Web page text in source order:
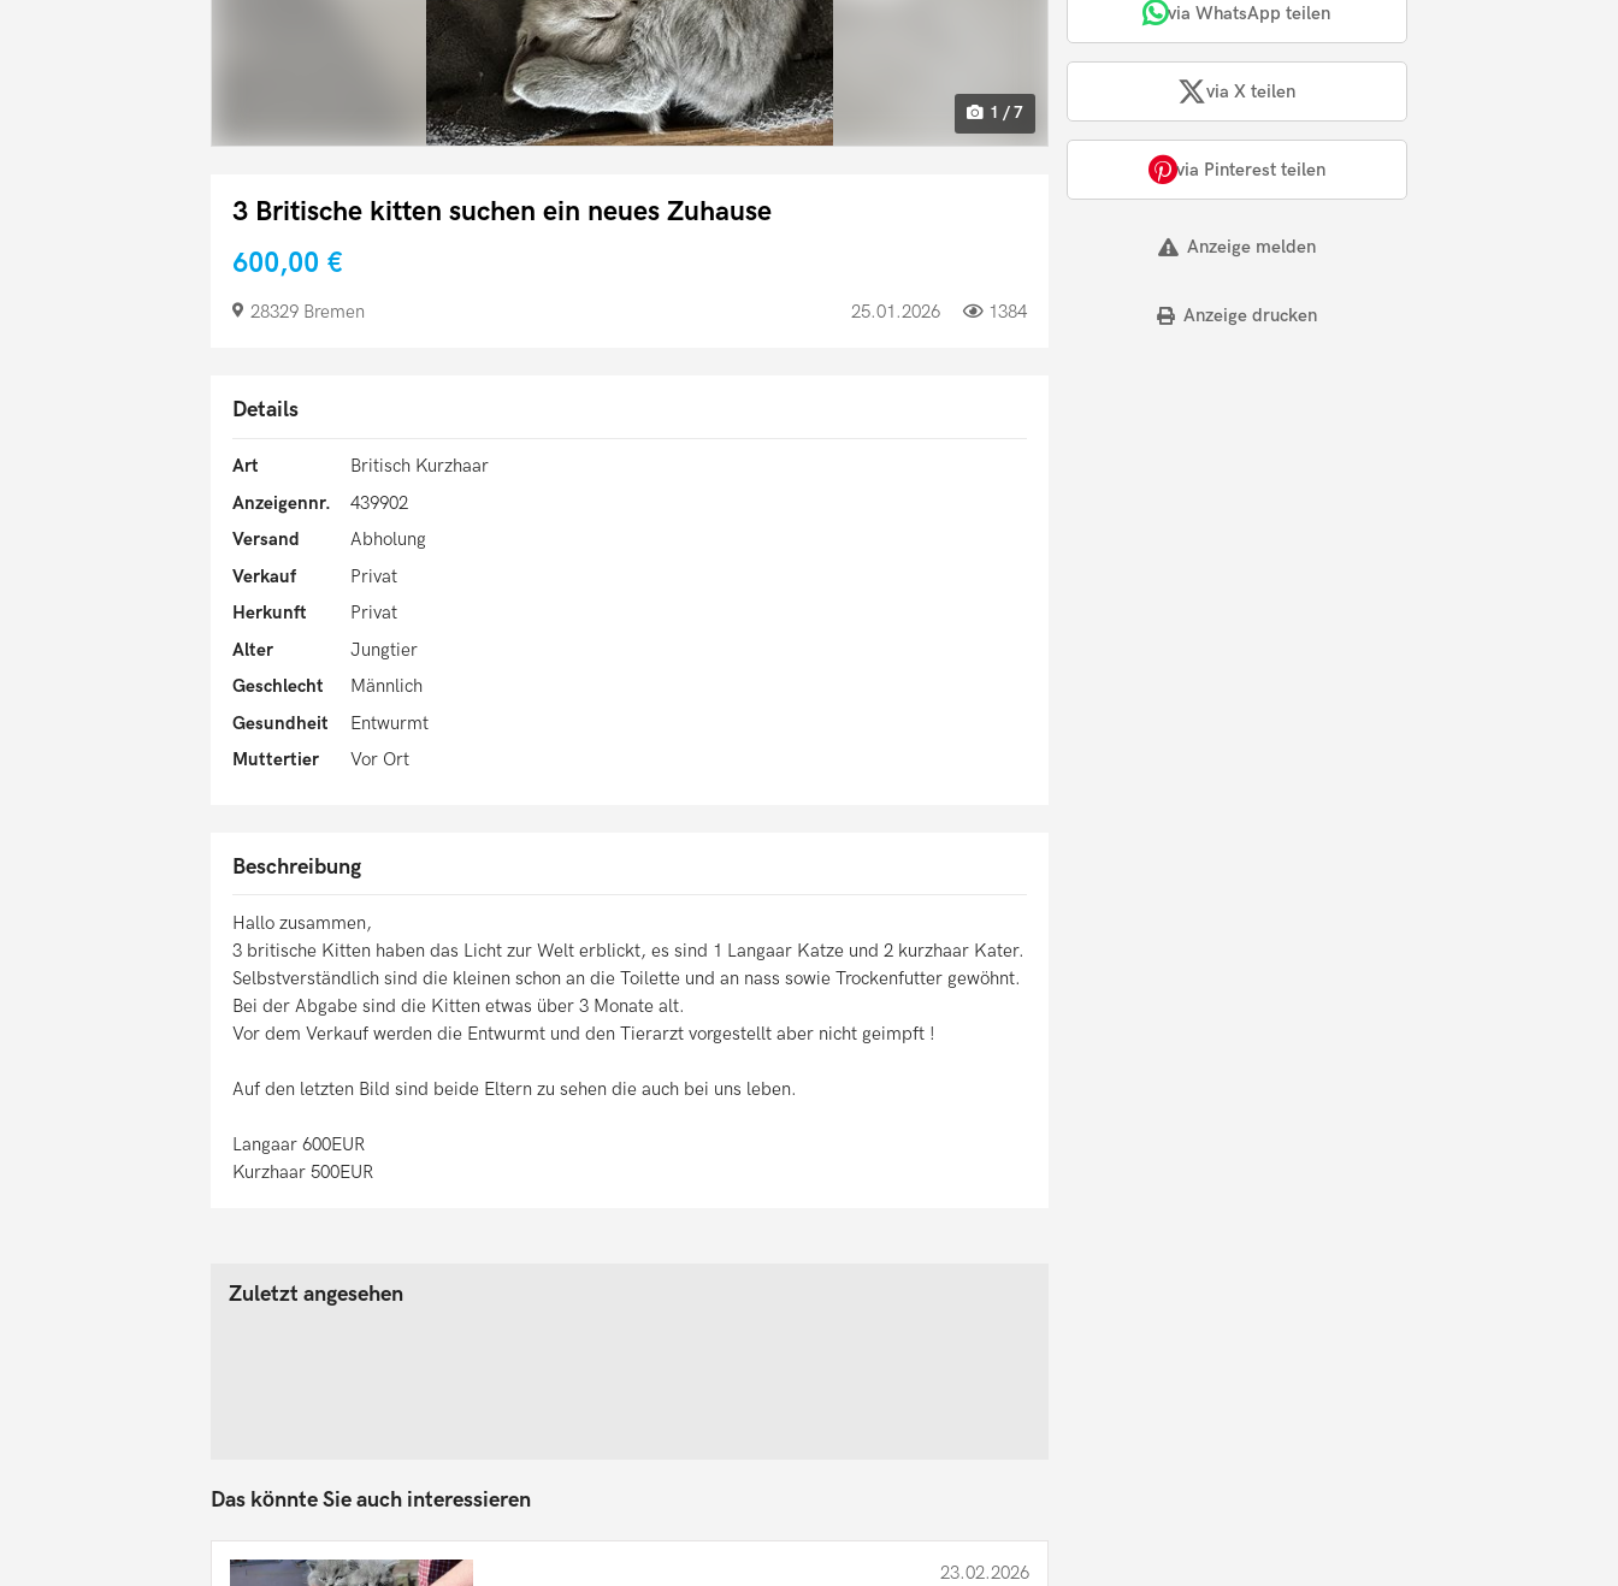
1 / 7
3 Britische kitten suchen ein neues Zuhause
600,00 €
28329 Bremen 25.01.2026 1384
Details
Art
Britisch Kurzhaar
Anzeigennr.
439902
Versand
Abholung
Verkauf
Privat
Herkunft
Privat
Alter
Jungtier
Geschlecht
Männlich
Gesundheit
Entwurmt
Muttertier
Vor Ort
Beschreibung
Hallo zusammen,
3 britische Kitten haben das Licht zur Welt erblickt, es sind 1 Langaar Katze und 2 kurzhaar Kater.
Selbstverständlich sind die kleinen schon an die Toilette und an nass sowie Trockenfutter gewöhnt.
Bei der Abgabe sind die Kitten etwas über 3 Monate alt.
Vor dem Verkauf werden die Entwurmt und den Tierarzt vorgestellt aber nicht geimpft !
Auf den letzten Bild sind beide Eltern zu sehen die auch bei uns leben.
Langaar 600EUR
Kurzhaar 500EUR
via WhatsApp teilen
via X teilen
via Pinterest teilen
Anzeige melden
Anzeige drucken
Zuletzt angesehen
Das könnte Sie auch interessieren
23.02.2026